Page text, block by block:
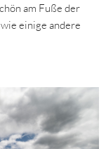
am Fuße der
einige andere